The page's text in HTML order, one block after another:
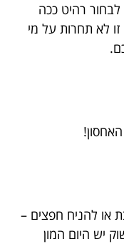
רהיט ככה
לא תחרות על מי
או להניח חפצים –
יש היום המון